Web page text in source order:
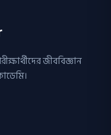
জীববিজ্ঞান